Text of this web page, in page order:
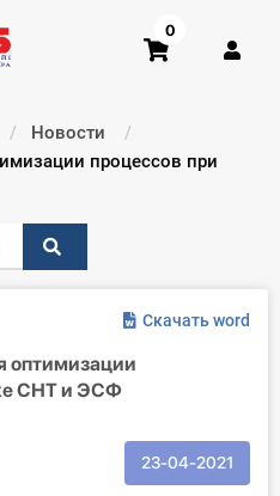
0
Новости
процессов при
Скачать word
оптимизации
СНТ и ЭСФ
23-04-2021